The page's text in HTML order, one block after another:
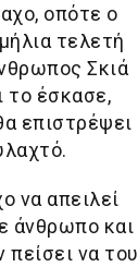
οπότε ο
τελετή
Σκιά
το έσκασε,
επιστρέψει
να απειλεί
άνθρωπο και
να του